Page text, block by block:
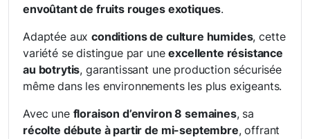
envoûtant de fruits rouges exotiques.
Adaptée auxconditions de culture humides, cette
variété se distingue par uneexcellente résistance
au botrytis, garantissant une production sécurisée
même dans les environnements les plus exigeants.
Avec une floraison d’environ 8 semaines, sa
récolte débute à partir de mi-septembre, offrant